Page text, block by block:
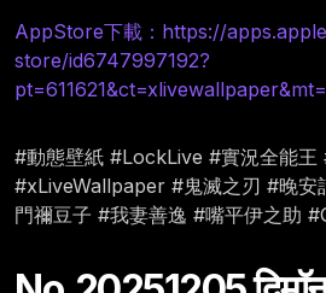
AppStore下載：https://
store/id6747997192?
#動態壁紙 #LockLive #實況全能
#xLiveWallpaper #鬼滅之刃 #晚安
門禰豆子 #我妻善逸 #嘴平伊之助